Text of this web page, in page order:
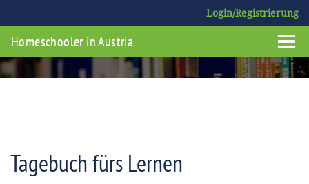
Login/Registrierung
Homeschooler in Austria
Tagebuch fürs Lernen